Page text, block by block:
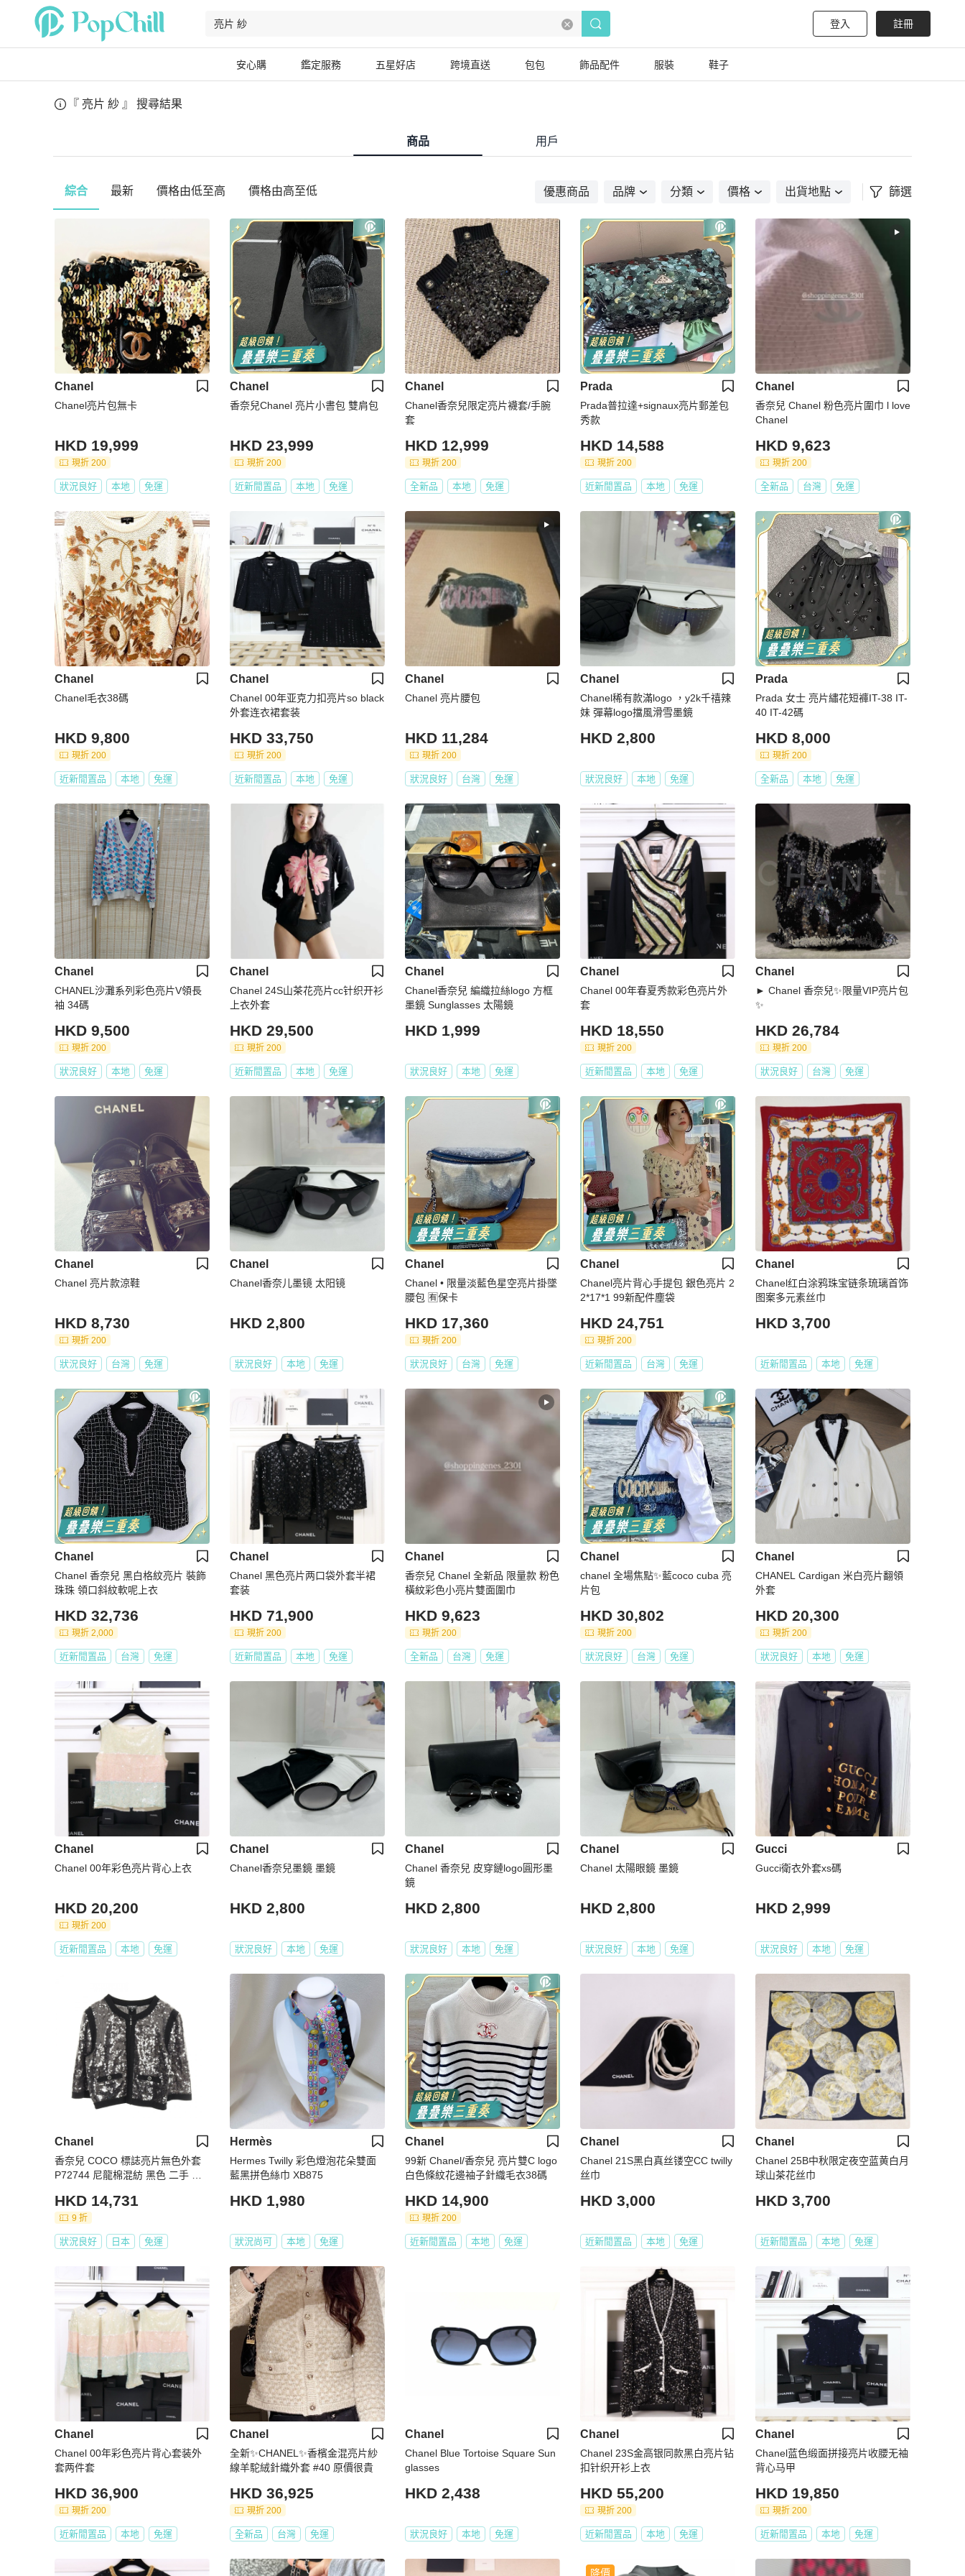
登入 註冊
安心購 鑑定服務 五星好店 跨境直送 包包 飾品配件 服裝 鞋子
『 亮片 紗 』 搜尋結果
商品 用戶
綜合 最新 價格由低至高 價格由高至低 優惠商品 品牌 分類 價格 出貨地點 篩選
Chanel
Chanel亮片包無卡
HKD 19,999
現折 200
狀況良好 本地 免運
Chanel
香奈兒Chanel 亮片小書包 雙肩包
HKD 23,999
現折 200
近新閒置品 本地 免運
Chanel
Chanel香奈兒限定亮片襪套/手腕
套
HKD 12,999
現折 200
全新品 本地 免運
Prada
Prada普拉達+signaux亮片郵差包
秀款
HKD 14,588
現折 200
近新閒置品 本地 免運
Chanel
香奈兒 Chanel 粉色亮片圍巾 l love
Chanel
HKD 9,623
現折 200
全新品 台灣 免運
Chanel
Chanel毛衣38碼
HKD 9,800
現折 200
近新閒置品 本地 免運
Chanel
Chanel 00年亚克力扣亮片so black
外套连衣裙套装
HKD 33,750
現折 200
近新閒置品 本地 免運
Chanel
Chanel 亮片腰包
HKD 11,284
現折 200
狀況良好 台灣 免運
Chanel
Chanel稀有款滿logo ，y2k千禧辣
妹 彈幕logo擋風滑雪墨鏡
HKD 2,800
狀況良好 本地 免運
Prada
Prada 女士 亮片繡花短褲IT-38 IT-
40 IT-42碼
HKD 8,000
現折 200
全新品 本地 免運
Chanel
CHANEL沙灘系列彩色亮片V領長
袖 34碼
HKD 9,500
現折 200
狀況良好 本地 免運
Chanel
Chanel 24S山茶花亮片cc针织开衫
上衣外套
HKD 29,500
現折 200
近新閒置品 本地 免運
Chanel
Chanel香奈兒 編織拉絲logo 方框
墨鏡 Sunglasses 太陽鏡
HKD 1,999
狀況良好 本地 免運
Chanel
Chanel 00年春夏秀款彩色亮片外
套
HKD 18,550
現折 200
近新閒置品 本地 免運
Chanel
► Chanel 香奈兒✨限量VIP亮片包
✨
HKD 26,784
現折 200
狀況良好 台灣 免運
Chanel
Chanel 亮片款涼鞋
HKD 8,730
現折 200
狀況良好 台灣 免運
Chanel
Chanel香奈儿墨镜 太阳镜
HKD 2,800
狀況良好 本地 免運
Chanel
Chanel • 限量淡藍色星空亮片掛墜
腰包 🈶保卡
HKD 17,360
現折 200
狀況良好 台灣 免運
Chanel
Chanel亮片背心手提包 銀色亮片 2
2*17*1 99新配件塵袋
HKD 24,751
現折 200
近新閒置品 台灣 免運
Chanel
Chanel红白涂鸦珠宝链条琉璃首饰
图案多元素丝巾
HKD 3,700
近新閒置品 本地 免運
Chanel
Chanel 香奈兒 黑白格紋亮片 裝飾
珠珠 領口斜紋軟呢上衣
HKD 32,736
現折 2,000
近新閒置品 台灣 免運
Chanel
Chanel 黑色亮片两口袋外套半裙
套装
HKD 71,900
現折 200
近新閒置品 本地 免運
Chanel
香奈兒 Chanel 全新品 限量款 粉色
橫紋彩色小亮片雙面圍巾
HKD 9,623
現折 200
全新品 台灣 免運
Chanel
chanel 全場焦點✨藍coco cuba 亮
片包
HKD 30,802
現折 200
狀況良好 台灣 免運
Chanel
CHANEL Cardigan 米白亮片翻領
外套
HKD 20,300
現折 200
狀況良好 本地 免運
Chanel
Chanel 00年彩色亮片背心上衣
HKD 20,200
現折 200
近新閒置品 本地 免運
Chanel
Chanel香奈兒墨鏡 墨鏡
HKD 2,800
狀況良好 本地 免運
Chanel
Chanel 香奈兒 皮穿鏈logo圓形墨
鏡
HKD 2,800
狀況良好 本地 免運
Chanel
Chanel 太陽眼鏡 墨鏡
HKD 2,800
狀況良好 本地 免運
Gucci
Gucci衛衣外套xs碼
HKD 2,999
狀況良好 本地 免運
Chanel
香奈兒 COCO 標誌亮片無色外套
P72744 尼龍棉混紡 黑色 二手 女
HKD 14,731
9 折
狀況良好 日本 免運
Hermès
Hermes Twilly 彩色燈泡花朵雙面
藍黑拼色絲巾 XB875
HKD 1,980
狀況尚可 本地 免運
Chanel
99新 Chanel/香奈兒 亮片雙C logo
白色條紋花邊袖子針織毛衣38碼
HKD 14,900
現折 200
近新閒置品 本地 免運
Chanel
Chanel 21S黑白真丝镂空CC twilly
丝巾
HKD 3,000
近新閒置品 本地 免運
Chanel
Chanel 25B中秋限定夜空蓝黄白月
球山茶花丝巾
HKD 3,700
近新閒置品 本地 免運
Chanel
Chanel 00年彩色亮片背心套装外
套两件套
HKD 36,900
現折 200
近新閒置品 本地 免運
Chanel
全新✨CHANEL✨香檳金混亮片紗
線羊駝絨針織外套 #40 原價很貴
HKD 36,925
現折 200
全新品 台灣 免運
Chanel
Chanel Blue Tortoise Square Sun
glasses
HKD 2,438
狀況良好 本地 免運
Chanel
Chanel 23S金高银同款黑白亮片钻
扣针织开衫上衣
HKD 55,200
現折 200
近新閒置品 本地 免運
Chanel
Chanel蓝色缎面拼接亮片收腰无袖
背心马甲
HKD 19,850
現折 200
近新閒置品 本地 免運
降價